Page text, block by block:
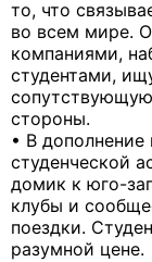
то, что
во всем мире.
компаниями,
студентами,
стороны.
• В
студенческой
домик к юго-
клубы и
поездки.
разумной цене.